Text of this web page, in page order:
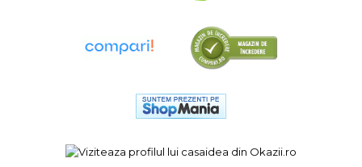
Letcoane & Consumabile
Suflante cu Aer Cald